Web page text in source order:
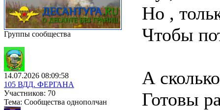
Группы сообщества
14.07.2026 08:09:58
105 ВДД. ФЕРГАНА
Участников: 70
Тема: Сообщества однополчан
Но ,
Чтобы
А
Готовы